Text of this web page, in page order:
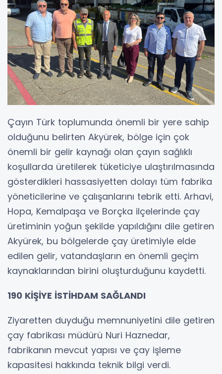
Çayın Türk toplumunda önemli bir yere sahip
olduğunu belirten Akyürek, bölge için çok
önemli bir gelir kaynağı olan çayın sağlıklı
koşullarda üretilerek tüketiciye ulaştırılmasında
gösterdikleri hassasiyetten dolayı tüm fabrika
yöneticilerine ve çalışanlarını tebrik etti. Arhavi,
Hopa, Kemalpaşa ve Borçka ilçelerinde çay
üretiminin yoğun şekilde yapıldığını dile getiren
Akyürek, bu bölgelerde çay üretimiyle elde
edilen gelir, vatandaşların en önemli geçim
kaynaklarından birini oluşturduğunu kaydetti.
190 KİŞİYE İSTİHDAM SAĞLANDI
Ziyaretten duyduğu memnuniyetini dile getiren
çay fabrikası müdürü Nuri Haznedar,
fabrikanın mevcut yapısı ve çay işleme
kapasitesi hakkında teknik bilgi verdi.